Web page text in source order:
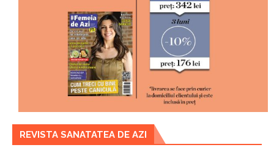
REVISTA SANATATEA DE AZI